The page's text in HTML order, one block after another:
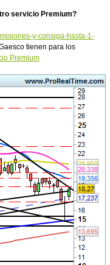
servicio Premium?
y-consiga-hasta-1-
tienen para los
Premium